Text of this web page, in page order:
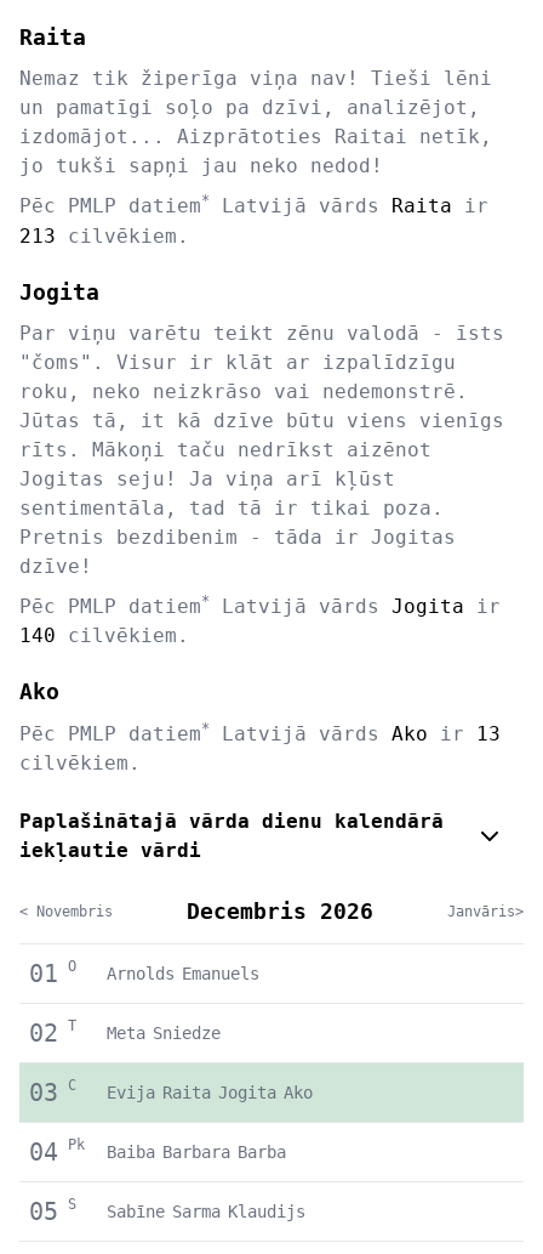
Raita
Nemaz tik žiperīga viņa nav! Tieši lēni
un pamatīgi soļo pa dzīvi, analizējot,
izdomājot... Aizprātoties Raitai netīk,
jo tukši sapņi jau neko nedod!
Pēc PMLP datiem* Latvijā vārds Raita ir
213 cilvēkiem.
Jogita
Par viņu varētu teikt zēnu valodā - īsts
"čoms". Visur ir klāt ar izpalīdzīgu
roku, neko neizkrāso vai nedemonstrē.
Jūtas tā, it kā dzīve būtu viens vienīgs
rīts. Mākoņi taču nedrīkst aizēnot
Jogitas seju! Ja viņa arī kļūst
sentimentāla, tad tā ir tikai poza.
Pretnis bezdibenim - tāda ir Jogitas
dzīve!
Pēc PMLP datiem* Latvijā vārds Jogita ir
140 cilvēkiem.
Ako
Pēc PMLP datiem* Latvijā vārds Ako ir
13
cilvēkiem.
Paplašinātajā vārda dienu kalendārā
iekļautie vārdi
< Novembris Decembris 2026 Janvāris>
01 O Arnolds Emanuels
02 T Meta Sniedze
03 C Evija Raita Jogita Ako
04 Pk Baiba Barbara Barba
05 S Sabīne Sarma Klaudijs